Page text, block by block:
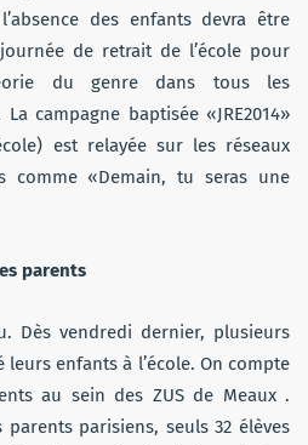
des enfants devra être
de retrait de l’école pour
du genre dans tous les
campagne baptisée «JRE2014»
est relayée sur les réseaux
comme «Demain, tu seras une
parents
Dès vendredi dernier, plusieurs
leurs enfants à l’école. On compte
au sein des ZUS de Meaux .
parents parisiens, seuls 32 élèves